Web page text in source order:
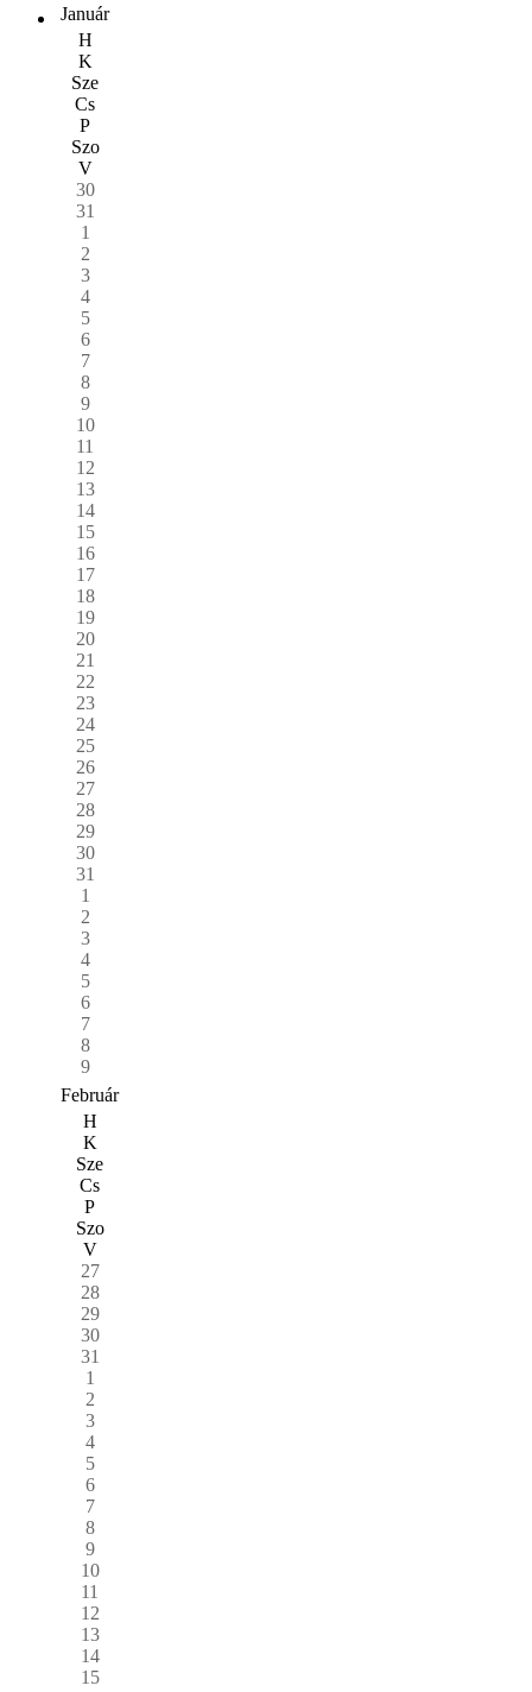
Január
H
K
Sze
Cs
P
Szo
V
30
31
1
2
3
4
5
6
7
8
9
10
11
12
13
14
15
16
17
18
19
20
21
22
23
24
25
26
27
28
29
30
31
1
2
3
4
5
6
7
8
9
Február
H
K
Sze
Cs
P
Szo
V
27
28
29
30
31
1
2
3
4
5
6
7
8
9
10
11
12
13
14
15